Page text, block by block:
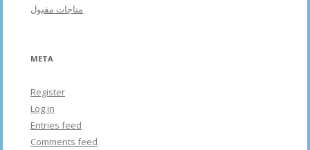
مناجات مقبول
META
Register
Log in
Entries feed
Comments feed